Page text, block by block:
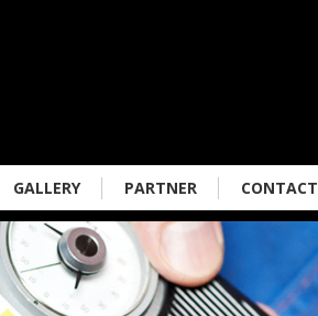
GALLERY PARTNER CONTACT